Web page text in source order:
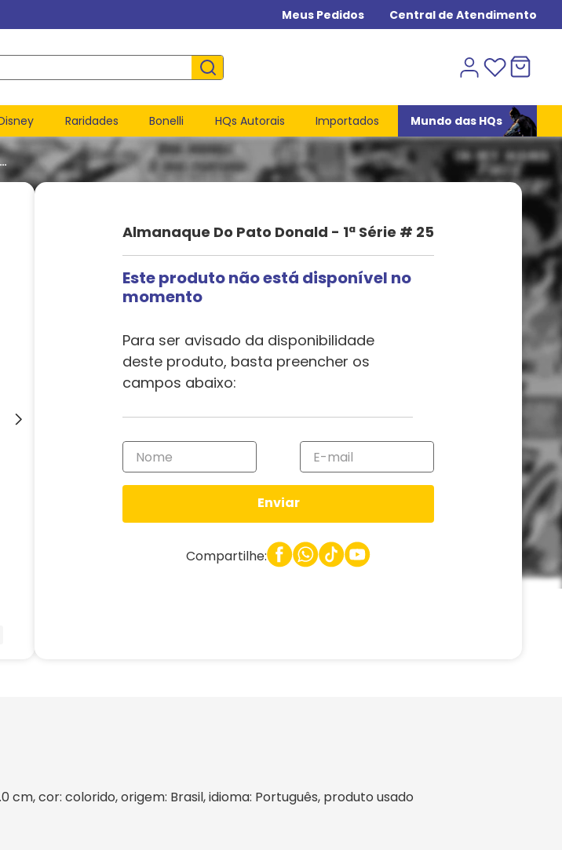
Meus Pedidos Central de Atendimento
Raridades Bonelli HQs Autorais Importados Mundo das HQs
Almanaque Do Pato Donald - 1ª Série # 25
Este produto não está disponível no
momento
Para ser avisado da disponibilidade
deste produto, basta preencher os
campos abaixo:
Enviar
Compartilhe:
cm, cor: colorido, origem: Brasil, idioma: Português, produto usado